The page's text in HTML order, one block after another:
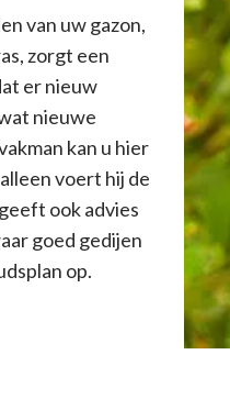
van uw gazon,
zorgt een
er nieuw
nieuwe
kan u hier
voert hij de
ook advies
goed gedijen
op.